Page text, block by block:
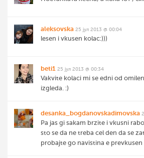
aleksovska 25 јул 2013 @ 00:04
lesen i vkusen kolac:)))
beti1 25 јул 2013 @ 00:34
Vakvite kolaci mi se edni od
izgleda. :)
desanka_bogdanovskadimovska
Pa jas gi sakam brzite i vkusni
sto se da ne treba cel den da se
probajte go navistina e prevkusen